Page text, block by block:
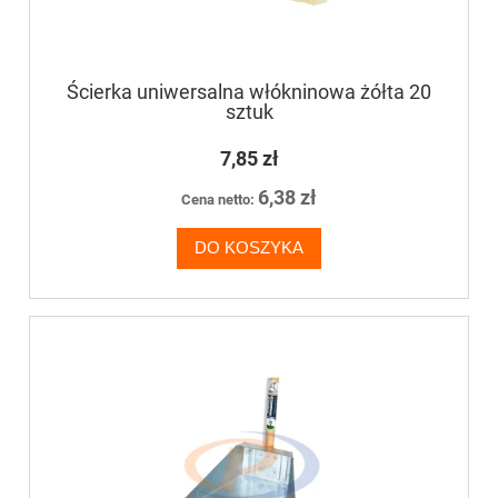
Ścierka uniwersalna włókninowa żółta 20
sztuk
7,85 zł
Cena netto: 6,38 zł
DO KOSZYKA